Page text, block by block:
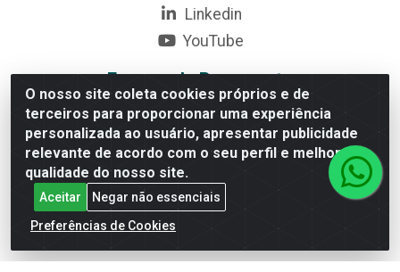
O nosso site coleta cookies próprios e de
terceiros para proporcionar uma experiência
personalizada ao usuário, apresentar publicidade
relevante de acordo com o seu perfil e melhorar a
qualidade do nosso site.
Aceitar
Negar não essenciais
Preferências de Cookies
Linkedin
YouTube
Formas de Pagamento
Rede Brasil - Avenida Universitária, nº 3860, Jardim das
Américas II Etapa - Anápolis/GO - CEP 75070-415 - CNPJ
07.728.073/0002-24